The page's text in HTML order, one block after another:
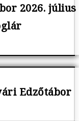
2026. július
Edzőtábor